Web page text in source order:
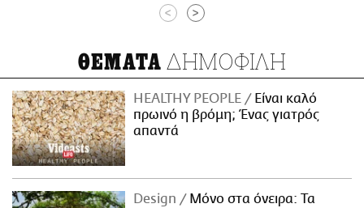
< >
ΘΕΜΑΤΑ ΔΗΜΟΦΙΛΗ
HEALTHY PEOPLE
Είναι καλό
πρωινό η βρόμη; Ένας γιατρός
απαντά
Design Μόνο στα όνειρα: Τα